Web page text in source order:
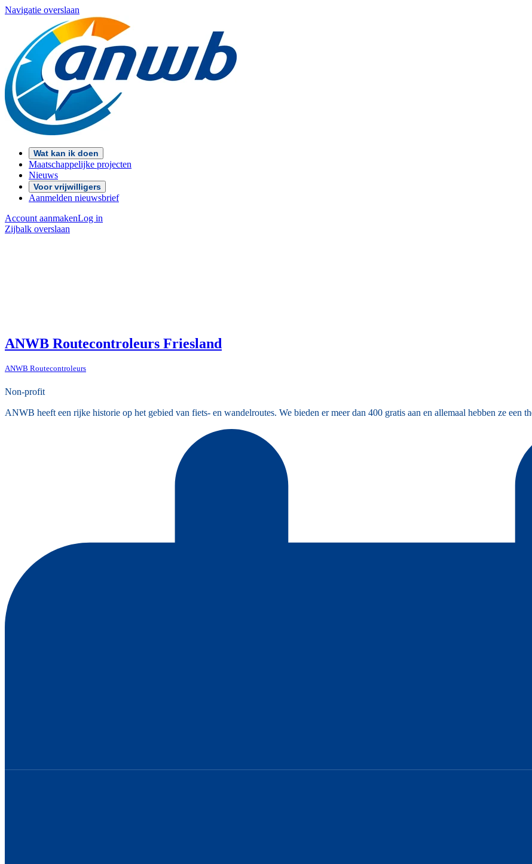
Navigatie overslaan
Wat kan ik doen
Maatschappelijke projecten
Nieuws
Voor vrijwilligers
Aanmelden nieuwsbrief
Account aanmakenLog in
Zijbalk overslaan
ANWB Routecontroleurs Friesland
ANWB Routecontroleurs
Non-profit
ANWB heeft een rijke historie op het gebied van fiets- en wandelroutes. We bieden er meer dan 400 gratis aan en allemaal hebben ze een